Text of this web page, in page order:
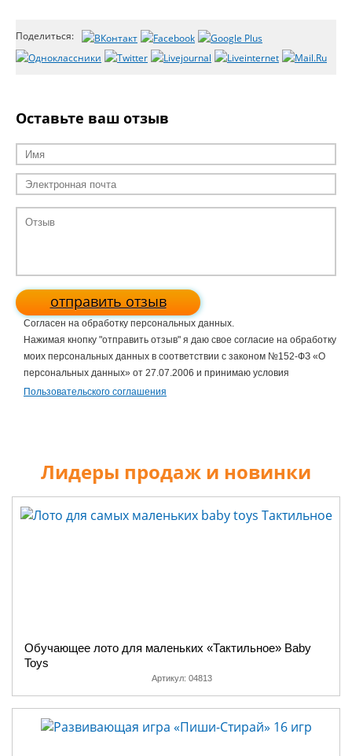
Поделиться:
Оставьте ваш отзыв
отправить отзыв
Согласен на обработку персональных данных.
Нажимая кнопку "отправить отзыв" я даю свое согласие на обработку
моих персональных данных в соответствии с законом №152-ФЗ «О
персональных данных» от 27.07.2006 и принимаю условия
Пользовательского соглашения
Лидеры продаж и новинки
Обучающее лото для маленьких «Тактильное» Baby
Toys
Артикул: 04813